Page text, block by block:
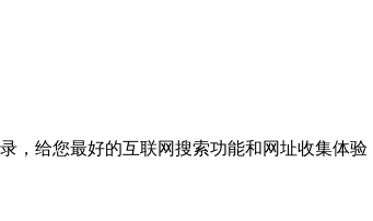
，给您最好的互联网搜索功能和网址收集体验